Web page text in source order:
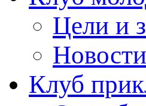
Цели и
Новости
Клуб